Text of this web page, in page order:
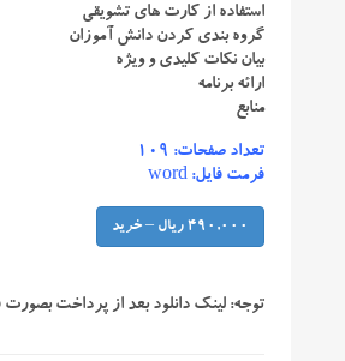
استفاده از کارت های تشویقی
گروه بندی کردن دانش آموزان
بیان نکات کلیدی و ویژه
ارائه برنامه
منابع
تعداد صفحات: ۱۰۹
فرمت فایل: word
490,000 ریال – خرید
توجه: لینک دانلود بعد از پرداخت بصورت